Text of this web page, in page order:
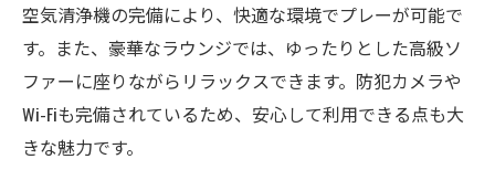
空気清浄機の完備により、快適な環境でプレーが可能で
す。また、豪華なラウンジでは、ゆったりとした高級ソ
ファーに座りながらリラックスできます。防犯カメラや
Wi-Fiも完備されているため、安心して利用できる点も大
きな魅力です。